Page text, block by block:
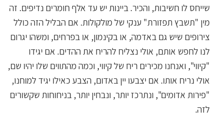
שייחס לו חשיבות, והכיר. ביינות יש עד אלף חומרים נדיפים. זה
מין "תשבץ תפזורת" ענקי של מולקולות. אם הבליל הזה כולל
צירופים שיש גם באדמה, או בקינמון, או בפרחים, ומשהו יגרום
לנו לחפש אותם, אולי נצליח להריח את ההדים. אם יגידו
"קיווי", ואנחנו מכירים ריח של קיווי, וכמה מהתווים שלו יהיו שם,
אולי נריח אותו. אם יצבעו יין באדום, הצבע כאילו יגיד למוחנו,
"פירות אדומים", ונתרכז יותר, ונבחין יותר, בניחוחות שקשורים
לזה.